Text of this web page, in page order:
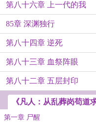
第八十六章 上一代的我
85章 深渊独行
第八十四章 逆死
第八十三章 血祭阵眼
第八十二章 五层封印
《凡人：从乱葬岗苟道
第一章 尸醒